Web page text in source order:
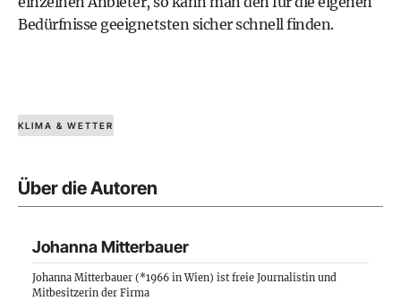
Bedürfnisse geeignetsten sicher schnell finden.
KLIMA & WETTER
Über die Autoren
Johanna Mitterbauer
Johanna Mitterbauer (*1966 in Wien) ist freie Journalistin und
Mitbesitzerin der Firma